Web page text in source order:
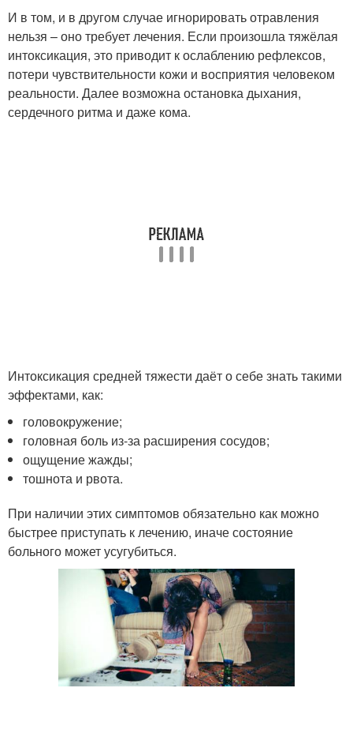
И в том, и в другом случае игнорировать отравления
нельзя – оно требует лечения. Если произошла тяжёлая
интоксикация, это приводит к ослаблению рефлексов,
потери чувствительности кожи и восприятия человеком
реальности. Далее возможна остановка дыхания,
сердечного ритма и даже кома.
Интоксикация средней тяжести даёт о себе знать такими
эффектами, как:
головокружение;
головная боль из-за расширения сосудов;
ощущение жажды;
тошнота и рвота.
При наличии этих симптомов обязательно как можно
быстрее приступать к лечению, иначе состояние
больного может усугубиться.